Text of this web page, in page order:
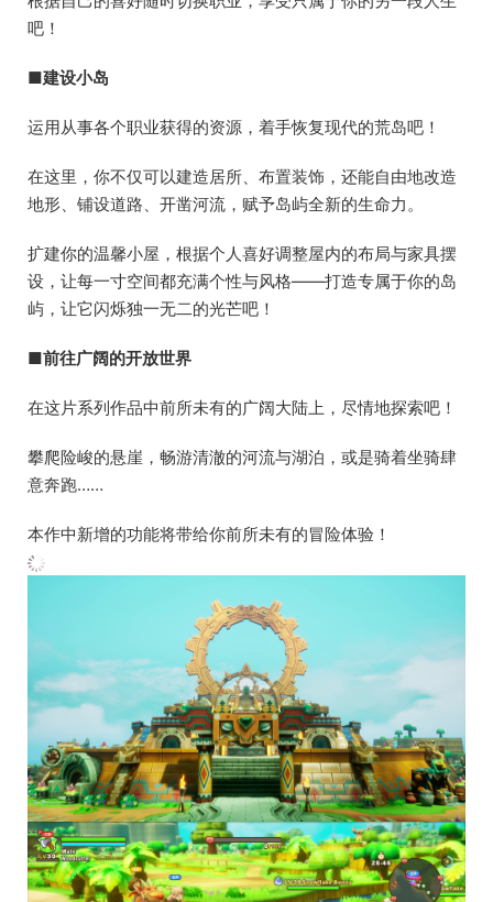
吧！
■建设小岛
运用从事各个职业获得的资源，着手恢复现代的荒岛吧！
在这里，你不仅可以建造居所、布置装饰，还能自由地改造
地形、铺设道路、开凿河流，赋予岛屿全新的生命力。
扩建你的温馨小屋，根据个人喜好调整屋内的布局与家具摆
设，让每一寸空间都充满个性与风格——打造专属于你的岛
屿，让它闪烁独一无二的光芒吧！
■前往广阔的开放世界
在这片系列作品中前所未有的广阔大陆上，尽情地探索吧！
攀爬险峻的悬崖，畅游清澈的河流与湖泊，或是骑着坐骑肆
意奔跑……
本作中新增的功能将带给你前所未有的冒险体验！